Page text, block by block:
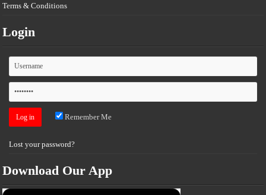
Terms & Conditions
Login
Remember Me
Lost your password?
Download Our App